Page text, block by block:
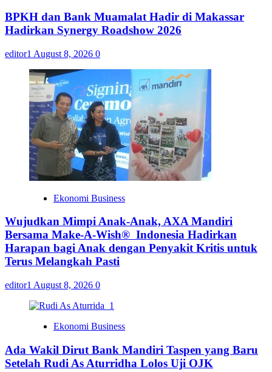
BPKH dan Bank Muamalat Hadir di Makassar
Hadirkan Synergy Roadshow 2026
editor1 August 8, 2026 0
Ekonomi Business
Wujudkan Mimpi Anak-Anak, AXA Mandiri
Bersama Make-A-Wish® Indonesia Hadirkan
Harapan bagi Anak dengan Penyakit Kritis untuk
Terus Melangkah Pasti
editor1 August 8, 2026 0
Ekonomi Business
Ada Wakil Dirut Bank Mandiri Taspen yang Baru
Setelah Rudi As Aturridha Lolos Uji OJK